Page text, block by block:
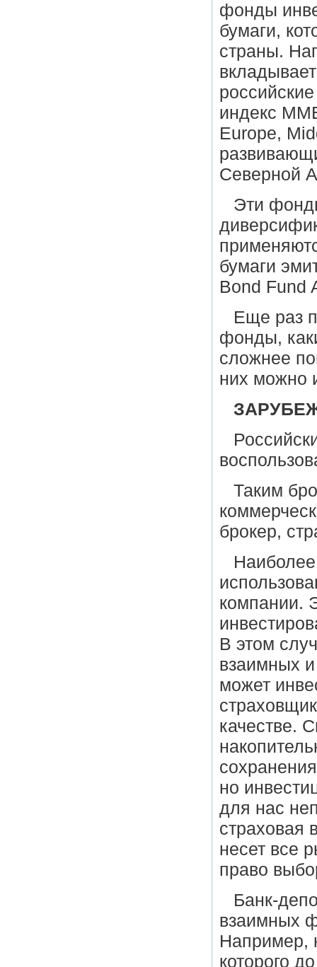
фонды
бумаги,
страны.
индекс
Europe,
Северной
Эти
бумаги
Bond Fund
Еще раз
фонды,
сложнее
них можно
Таким
брокер,
компании.
В этом
взаимных
может
качестве.
но
для нас
страховая
несет все
право
Банк-
взаимных
Например,
которого